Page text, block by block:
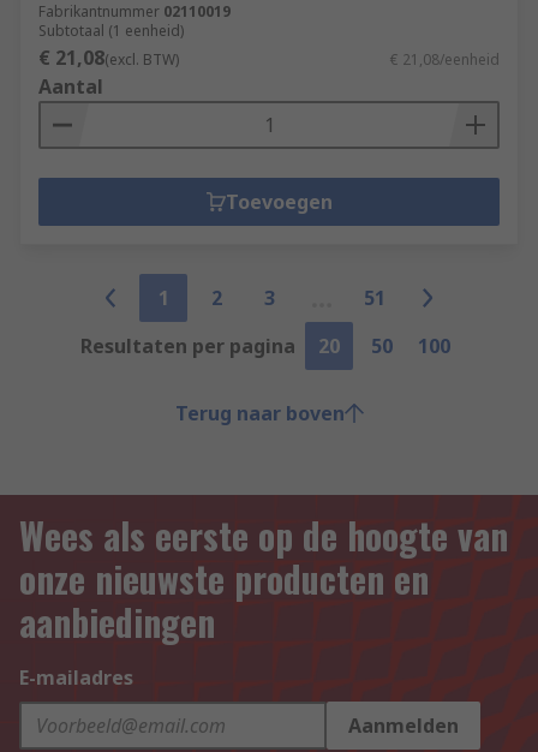
Fabrikantnummer 02110019
Subtotaal (1 eenheid)
€ 21,08(excl. BTW) € 21,08/eenheid
Aantal
Toevoegen
1 2 3
51
Resultaten per pagina
20 50 100
Terug naar boven
Wees als eerste op de hoogte van
onze nieuwste producten en
aanbiedingen
E-mailadres
Aanmelden